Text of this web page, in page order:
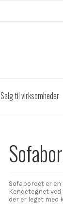
Salg til virksomheder
Sofabordet er
Kendetegnet
der er leget